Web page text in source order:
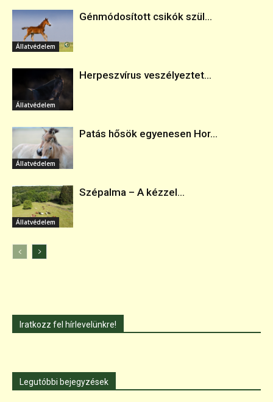
Állatvédelem
Génmódosított csikók szül...
Állatvédelem
Herpeszvírus veszélyeztet...
Állatvédelem
Patás hősök egyenesen Hor...
Állatvédelem
Szépalma – A kézzel...
Iratkozz fel hírlevelünkre!
Legutóbbi bejegyzések